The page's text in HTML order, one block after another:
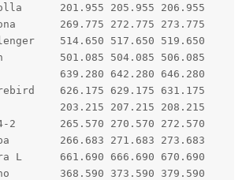
201.955 205.955 206.955
269.775 272.775 273.775
514.650 517.650 519.650
501.085 504.085 506.085
639.280 642.280 646.280
626.175 629.175 631.175
203.215 207.215 208.215
2       265.570 270.570 272.570
266.683 271.683 273.683
L      661.690 666.690 670.690
368.590 373.590 379.590